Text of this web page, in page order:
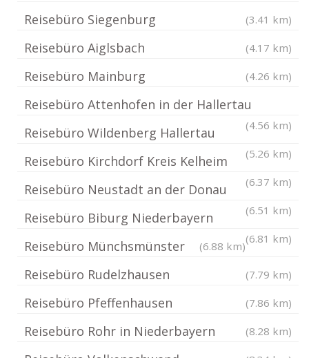
Reisebüro Siegenburg (3.41 km)
Reisebüro Aiglsbach (4.17 km)
Reisebüro Mainburg (4.26 km)
Reisebüro Attenhofen in der Hallertau
(4.56 km)
Reisebüro Wildenberg Hallertau
(5.26 km)
Reisebüro Kirchdorf Kreis Kelheim
(6.37 km)
Reisebüro Neustadt an der Donau
(6.51 km)
Reisebüro Biburg Niederbayern
(6.81 km)
Reisebüro Münchsmünster (6.88 km)
Reisebüro Rudelzhausen (7.79 km)
Reisebüro Pfeffenhausen (7.86 km)
Reisebüro Rohr in Niederbayern (8.28 km)